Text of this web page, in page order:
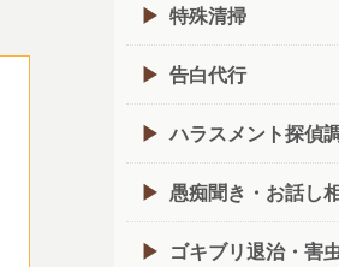
特殊清掃
告白代行
ハラスメント探偵
愚痴聞き・お話し
ゴキブリ退治・害